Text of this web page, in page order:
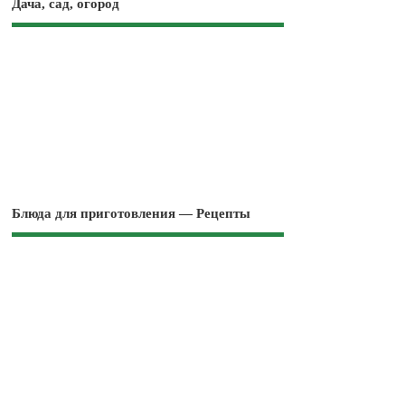
Дача, сад, огород
Блюда для приготовления — Рецепты